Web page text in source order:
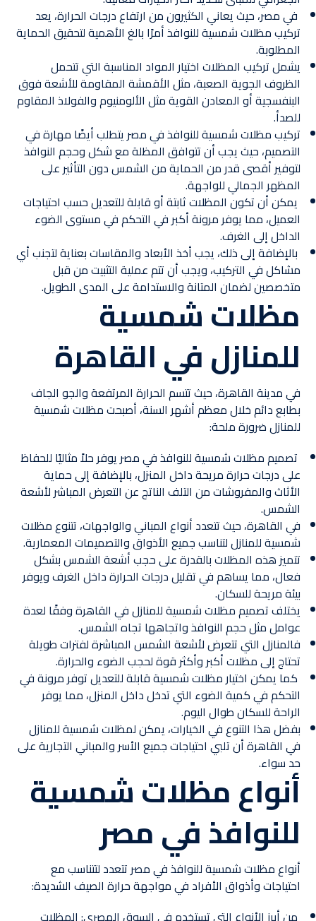
في مصر، حيث يعاني الكثيرون من ارتفاع درجات الحرارة، يعد
تركيب مظلات شمسية للنوافذ أمرًا بالغ الأهمية لتحقيق الحماية
المطلوبة.
يشمل تركيب المظلات اختيار المواد المناسبة التي تتحمل
الظروف الجوية الصعبة، مثل الأقمشة المقاومة للأشعة فوق
البنفسجية أو المعادن القوية مثل الألومنيوم والفولاذ المقاوم
للصدأ.
تركيب مظلات شمسية للنوافذ في مصر يتطلب أيضًا مهارة في
التصميم، حيث يجب أن تتوافق المظلة مع شكل وحجم النوافذ
لتوفير أقصى قدر من الحماية من الشمس دون التأثير على
المظهر الجمالي للواجهة.
يمكن أن تكون المظلات ثابتة أو قابلة للتعديل حسب احتياجات
العميل، مما يوفر مرونة أكبر في التحكم في مستوى الضوء
الداخل إلى الغرف.
بالإضافة إلى ذلك، يجب أخذ الأبعاد والمقاسات بعناية لتجنب أي
مشاكل في التركيب، ويجب أن تتم عملية التثبيت من قبل
متخصصين لضمان المتانة والاستدامة على المدى الطويل.
مظلات شمسية
للمنازل في القاهرة
في مدينة القاهرة، حيث تتسم الحرارة المرتفعة والجو الجاف
بطابع دائم خلال معظم أشهر السنة، أصبحت مظلات شمسية
للمنازل ضرورة ملحة:
تصميم مظلات شمسية للنوافذ في مصر يوفر حلاً مثاليًا للحفاظ
على درجات حرارة مريحة داخل المنزل، بالإضافة إلى حماية
الأثاث والمفروشات من التلف الناتج عن التعرض المباشر لأشعة
الشمس.
في القاهرة، حيث تتعدد أنواع المباني والواجهات، تتنوع مظلات
شمسية للمنازل لتناسب جميع الأذواق والتصميمات المعمارية.
تتميز هذه المظلات بالقدرة على حجب أشعة الشمس بشكل
فعال، مما يساهم في تقليل درجات الحرارة داخل الغرف ويوفر
بيئة مريحة للسكان.
يختلف تصميم مظلات شمسية للمنازل في القاهرة وفقًا لعدة
عوامل مثل حجم النوافذ واتجاهها تجاه الشمس.
فالمنازل التي تتعرض لأشعة الشمس المباشرة لفترات طويلة
تحتاج إلى مظلات أكبر وأكثر قوة لحجب الضوء والحرارة.
كما يمكن اختيار مظلات شمسية قابلة للتعديل توفر مرونة في
التحكم في كمية الضوء التي تدخل داخل المنزل، مما يوفر
الراحة للسكان طوال اليوم.
بفضل هذا التنوع في الخيارات، يمكن لمظلات شمسية للمنازل
في القاهرة أن تلبي احتياجات جميع الأسر والمباني التجارية على
حد سواء.
أنواع مظلات شمسية
للنوافذ في مصر
أنواع مظلات شمسية للنوافذ في مصر تتعدد لتتناسب مع
احتياجات وأذواق الأفراد في مواجهة حرارة الصيف الشديدة: